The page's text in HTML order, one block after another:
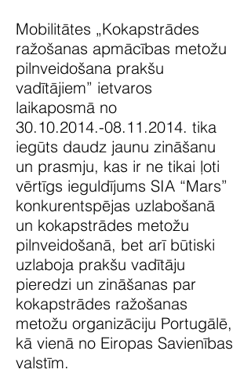
Mobilitātes „Kokapstrādes
ražošanas apmācības metožu
pilnveidošana prakšu
vadītājiem” ietvaros
laikaposmā no
30.10.2014.-08.11.2014. tika
iegūts daudz jaunu zināšanu
un prasmju, kas ir ne tikai ļoti
vērtīgs ieguldījums SIA “Mars”
konkurentspējas uzlabošanā
un kokapstrādes metožu
pilnveidošanā, bet arī būtiski
uzlaboja prakšu vadītāju
pieredzi un zināšanas par
kokapstrādes ražošanas
metožu organizāciju Portugālē,
kā vienā no Eiropas Savienības
valstīm.